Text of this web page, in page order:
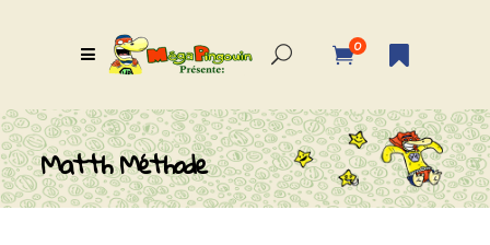
0
Matth Méthode